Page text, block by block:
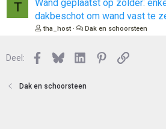
T
Wand geplaatst op zolder:
dakbeschot om wand vast te
tha_host Dak en schoorsteen
Deel: Facebook
BlueskyLinkedInPinterest
Link
Dak en schoorsteen